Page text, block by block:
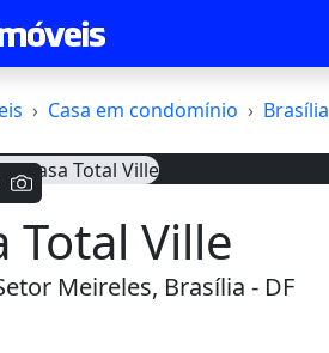
Casa em condomínio Brasília
Total Ville
Meireles, Brasília - DF